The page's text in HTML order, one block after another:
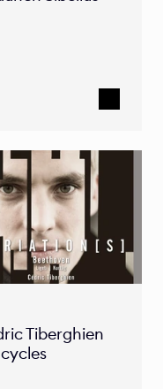
Tiberghien